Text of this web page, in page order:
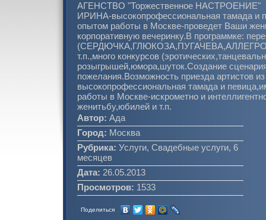
АГЕНСТВО "Торжественное НАСТРОЕНИЕ"
ИРИНА-высокопрофессиональная тамада и
опытом работы в Москве-проведет Ваши
корпоративную вечеринку.В программке:
т.п.,много конкурсов
розыгрышей,юмора,шуток.Создание
пожелания.Возможность приезда артистов
высокопрофессиональная тамада и
работы в Москве-искрометно и
женитьбу,юбилей и т.п.
Автор: Ада
Город: Москва
Рубрика: Услуги, Свадебные услуги, 6
месяцев
Дата: 26.05.2013
Просмотров: 1533
Поделиться